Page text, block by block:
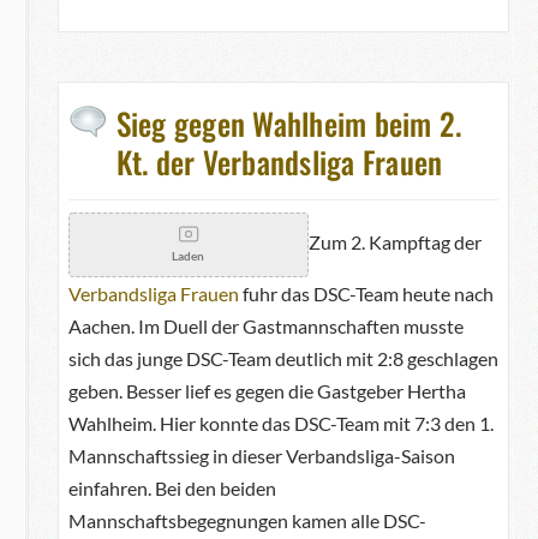
Sieg gegen Wahlheim beim 2.
Kt. der Verbandsliga Frauen
Laden
Zum 2. Kampftag der
Verbandsliga Frauen fuhr das DSC-Team heute nach
Aachen. Im Duell der Gastmannschaften musste
sich das junge DSC-Team deutlich mit 2:8 geschlagen
geben. Besser lief es gegen die Gastgeber Hertha
Wahlheim. Hier konnte das DSC-Team mit 7:3 den 1.
Mannschaftssieg in dieser Verbandsliga-Saison
einfahren. Bei den beiden
Mannschaftsbegegnungen kamen alle DSC-